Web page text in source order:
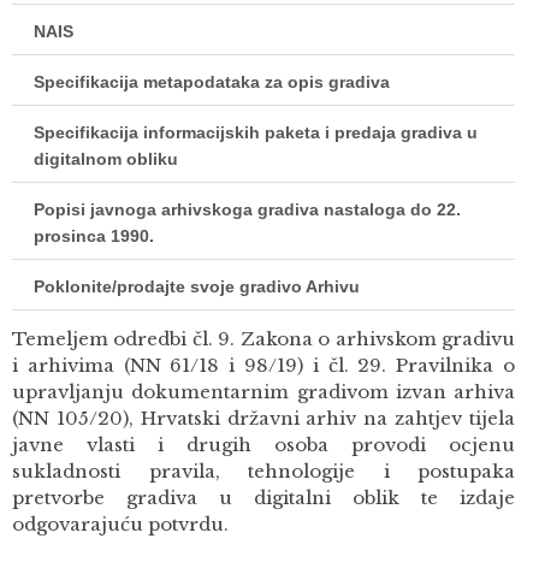
NAIS
Specifikacija metapodataka za opis gradiva
Specifikacija informacijskih paketa i predaja gradiva u
digitalnom obliku
Popisi javnoga arhivskoga gradiva nastaloga do 22.
prosinca 1990.
Poklonite/prodajte svoje gradivo Arhivu
Temeljem odredbi čl. 9. Zakona o arhivskom gradivu
i arhivima (NN 61/18 i 98/19) i čl. 29. Pravilnika o
upravljanju dokumentarnim gradivom izvan arhiva
(NN 105/20), Hrvatski državni arhiv na zahtjev tijela
javne vlasti i drugih osoba provodi ocjenu
sukladnosti pravila, tehnologije i postupaka
pretvorbe gradiva u digitalni oblik te izdaje
odgovarajuću potvrdu.